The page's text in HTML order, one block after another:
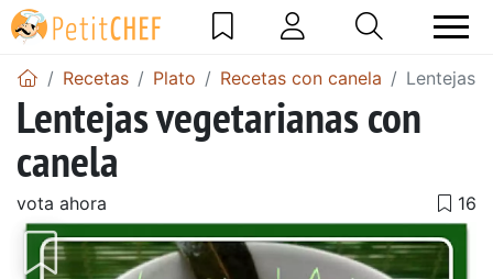
Recetas Plato Recetas con canela Lentejas
Lentejas vegetarianas con
canela
vota ahora